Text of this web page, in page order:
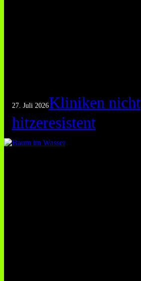
27. Juli 2026Kliniken nicht
hitzeresistent